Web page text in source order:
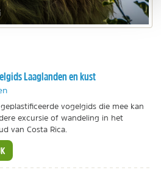
Laaglanden en kust
vogelgids die mee kan
excursie of wandeling in het
van Costa Rica.